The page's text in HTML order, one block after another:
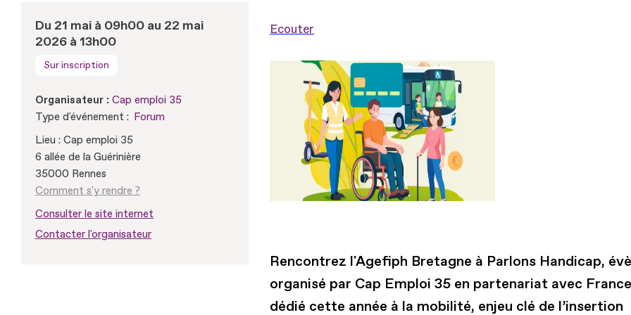
Du 21 mai à 09h00 au 22 mai
2026 à 13h00
Sur inscription
Organisateur : Cap emploi 35
Type d'événement : Forum
Lieu : Cap emploi 35
6 allée de la Guérinière
35000 Rennes
Comment s'y rendre ?
Consulter le site internet
Contacter l'organisateur
Ecouter
Rencontrez l'Agefiph Bretagne à Parlons Handicap,
organisé par Cap Emploi 35 en partenariat avec
dédié cette année à la mobilité, enjeu clé de l’insertion